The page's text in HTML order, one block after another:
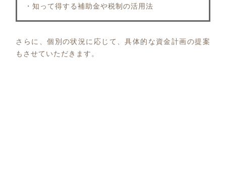
・知って得する補助金や税制の活用法
さらに、個別の状況に応じて、具体的な資金計画の提案
もさせていただきます。